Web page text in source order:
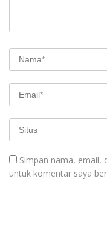
Simpan nama, email,
untuk komentar saya